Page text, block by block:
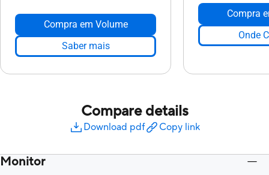
Compra em Volume
Saber mais
Compra
Onde
Compare details
Download pdf Copy link
Monitor